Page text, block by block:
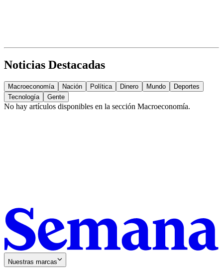
Noticias Destacadas
Macroeconomía Nación Política Dinero Mundo
Deportes
Tecnología
Gente
No hay artículos disponibles en la sección Macroeconomía.
Nuestras marcas